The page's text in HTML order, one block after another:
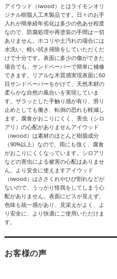
アイウッド（iwood）とはライモンオリ
ジナル樹脂人工木製品です。日々のお手
入れが簡単経年劣化は多少の色あせ程度
なので、防腐処理や再塗装の手間は一切
ありません。ホコリや土汚れの場合には
水洗い、軽い拭き掃除をしていただくだ
けで十分です。表面に多少の傷ができた
場合でも、サンドペーパーで簡単に補修
できます。リアルな木質感実現表面に60
目サンドペーパーをかけて、天然木材の
柔らかな自然の風合いを実現していま
す。ザラッとした手触り感が有り、滑り
止めとしても働き、転倒の恐れも軽減し
ます。腐食がおこりにくく、害虫（シロ
アリ）の心配がありませんアイウッド
（iwood）は素材のほとんど樹脂成分
（90%以上）なので、雨にも強く、腐食
がおこりにくくなっています。シロアリ
などの害虫による被害の心配はありませ
ん。より安全に使えますアイウッド
（iwood）はささくれやひび割れなどが
ないので、うっかり怪我をしてしまう心
配がありません。表面にビスが見えず、
色味も統一感があり、見栄えがよく、よ
り安全に、より快適にご使用いただけま
す。
お客様の声